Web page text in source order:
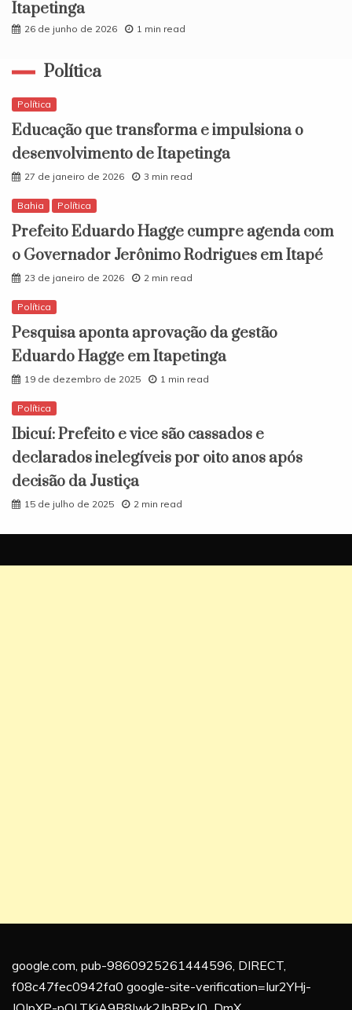
Itapetinga
26 de junho de 2026 1 min read
Política
Política
Educação que transforma e impulsiona o
desenvolvimento de Itapetinga
27 de janeiro de 2026 3 min read
Bahia Política
Prefeito Eduardo Hagge cumpre agenda com
o Governador Jerônimo Rodrigues em Itapé
23 de janeiro de 2026 2 min read
Política
Pesquisa aponta aprovação da gestão
Eduardo Hagge em Itapetinga
19 de dezembro de 2025 1 min read
Política
Ibicuí: Prefeito e vice são cassados e
declarados inelegíveis por oito anos após
decisão da Justiça
15 de julho de 2025 2 min read
google.com, pub-9860925261444596, DIRECT,
f08c47fec0942fa0 google-site-verification=Iur2YHj-